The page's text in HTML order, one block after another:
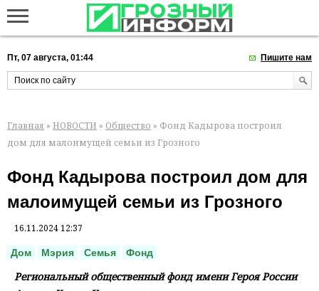
Пт, 07 августа, 01:44 Пишите нам
Главная » НОВОСТИ » Общество » Фонд Кадырова построил
дом для малоимущей семьи из Грозного
Фонд Кадырова построил дом для
малоимущей семьи из Грозного
16.11.2024 12:37
Дом Мэрия Семья Фонд
Региональный общественный фонд имени Героя России